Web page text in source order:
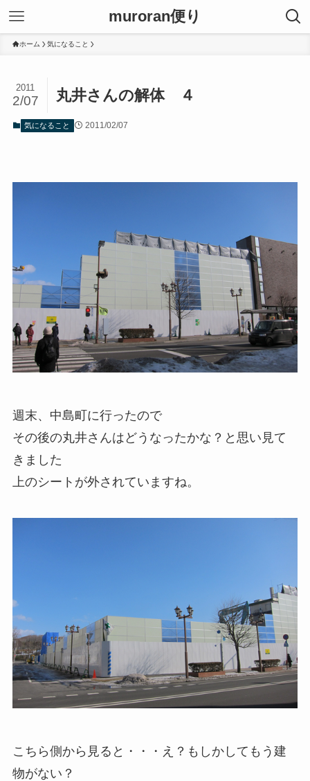
muroran便り
ホーム 気になること
丸井さんの解体 ４
2011
2/07
気になること 2011/02/07
週末、中島町に行ったので
その後の丸井さんはどうなったかな？と思い見て
きました
上のシートが外されていますね。
こちら側から見ると・・・え？もしかしてもう建
物がない？